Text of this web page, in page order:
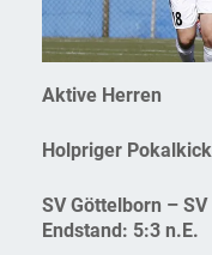
Aktive Herren
Holpriger Pokalkick
SV Göttelborn –
Endstand: 5:3n.E.